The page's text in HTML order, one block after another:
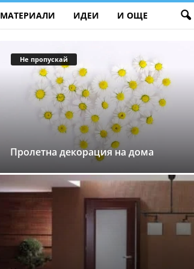
МАТЕРИАЛИ ИДЕИ И ОЩЕ
Не пропускай
Пролетна декорация на дома